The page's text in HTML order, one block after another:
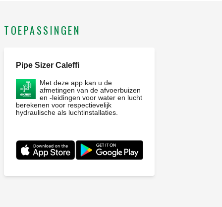
TOEPASSINGEN
Pipe Sizer Caleffi
Met deze app kan u de
afmetingen van de afvoerbuizen
en -leidingen voor water en lucht
berekenen voor respectievelijk
hydraulische als luchtinstallaties.